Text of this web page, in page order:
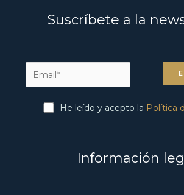
Suscríbete a la
He leído y acepto la Política
Información